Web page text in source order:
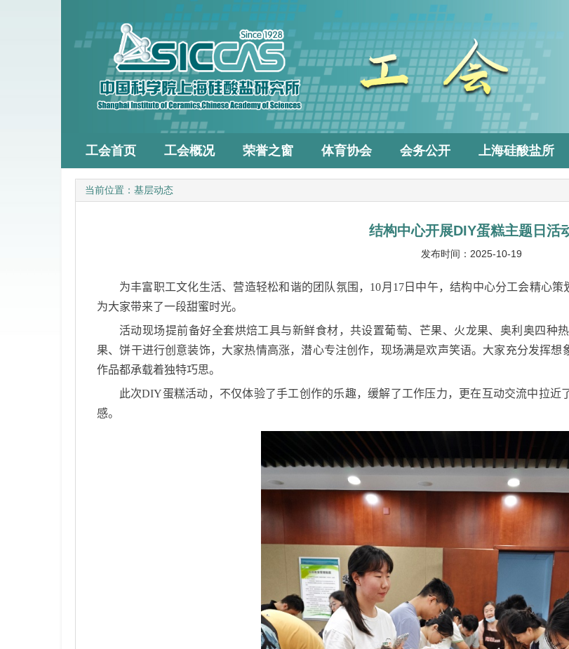
工会首页 工会概况 荣誉之窗 体育协会 会务公开 上海硅酸盐所
当前位置： 基层动态
结构中心开展DIY蛋糕主题日活
发布时间：2025-10-19
为丰富职工文化生活、营造轻松和谐的团队氛围， 10月 17日中午，结构中心分工会精心策
为大家带来了一段甜蜜时光。
活动现场提前备好全套烘焙工具与新鲜食材，共设置葡萄、芒果、火龙果、奥利奥四种
果、饼干进行创意装饰，大家热情高涨，潜心专注创作，现场满是欢声笑语。大家充分发挥
作品都承载着独特巧思。
此次DIY蛋糕活动，不仅体验了手工创作的乐趣，缓解了工作压力，更在互动交流中拉
感。